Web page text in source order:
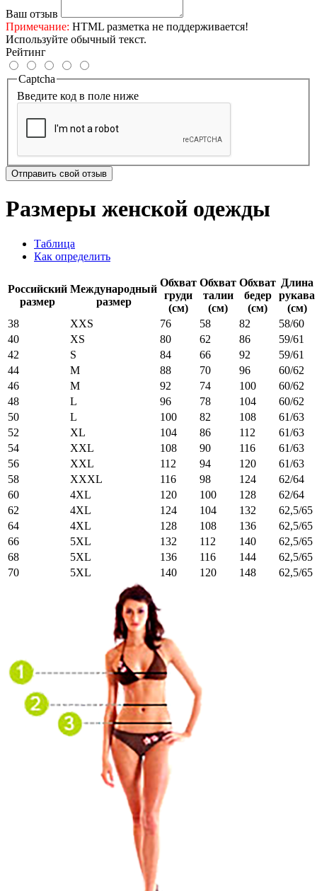
Ваш отзыв
Примечание: HTML разметка не поддерживается!
Используйте обычный текст.
Рейтинг
Captcha
Введите код в поле ниже
Отправить свой отзыв
Размеры женской одежды
Таблица
Как определить
Российский
размер
Международный
размер
Обхват
груди
(см)
Обхват
талии
(см)
Обхват
бедер
(см)
Длина
рукава
(см)
38
XXS 76 58 82
58/60
40
XS 80 62 86
59/61
42
S 84 66 92
59/61
44
M 88 70 96
60/62
46
M 92 74 100
60/62
48
L 96 78 104
60/62
50
L 100 82 108
61/63
52
XL 104 86 112
61/63
54
XXL 108 90 116
61/63
56
XXL 112 94 120
61/63
58
XXXL 116 98 124
62/64
60
4XL 120 100 128
62/64
62
4XL 124 104 132
62,5/65
64
4XL 128 108 136
62,5/65
66
5XL 132 112 140
62,5/65
68
5XL 136 116 144
62,5/65
70
5XL 140 120 148 62,5/65